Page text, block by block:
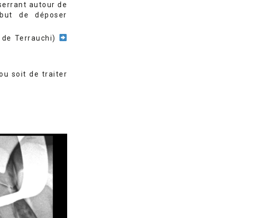
autour de
de déposer
Terrauchi)
soit de traiter